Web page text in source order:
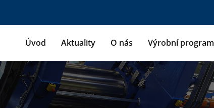
Úvod Aktuality O nás Výrobní program